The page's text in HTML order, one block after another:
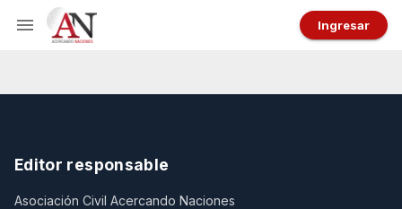
Ingresar
Editor responsable
Asociación Civil Acercando Naciones